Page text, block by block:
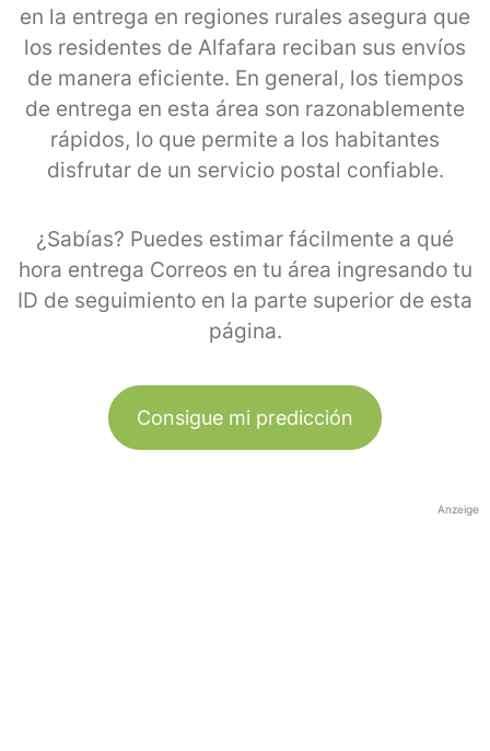
en la entrega en regiones rurales asegura que
los residentes de Alfafara reciban sus envíos
de manera eficiente. En general, los tiempos
de entrega en esta área son razonablemente
rápidos, lo que permite a los habitantes
disfrutar de un servicio postal confiable.
¿Sabías? Puedes estimar fácilmente a qué
hora entrega Correos en tu área ingresando tu
ID de seguimiento en la parte superior de esta
página.
Consigue mi predicción
Anzeige